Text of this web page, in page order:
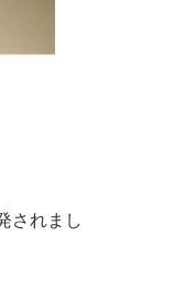
されまし